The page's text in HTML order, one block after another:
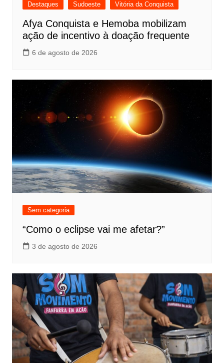
Destaques Sudoeste Vitória da Conquista
Afya Conquista e Hemoba mobilizam
ação de incentivo à doação frequente
6 de agosto de 2026
Sem categoria
“Como o eclipse vai me afetar?”
3 de agosto de 2026